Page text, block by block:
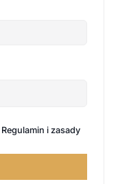
Regulamin i zasady